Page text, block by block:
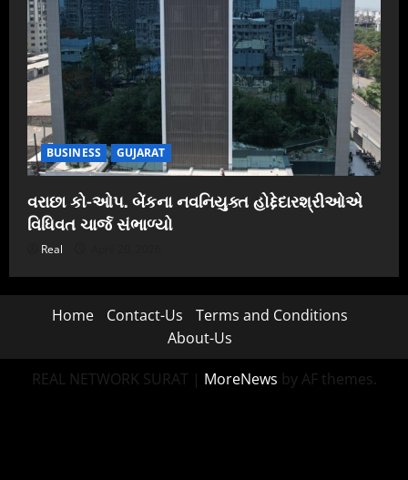
BUSINESS GUJARAT
વરાછા કો-ઓપ. બેંકના નવનિયુક્ત હોદ્દેદારશ્રીઓએ
વિધિવત ચાર્જ સંભાળ્યો
Real
Home Contact-Us
Terms and Conditions
About-Us
REAL NETWORK SURAT | MoreNews by AF themes.